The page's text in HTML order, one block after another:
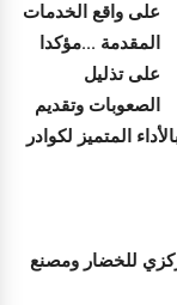
على واقع الخدمات
المقدمة ...مؤكدا
على تذليل
الصعوبات وتقديم
المتميز لكوادر
للخضار ومصنع